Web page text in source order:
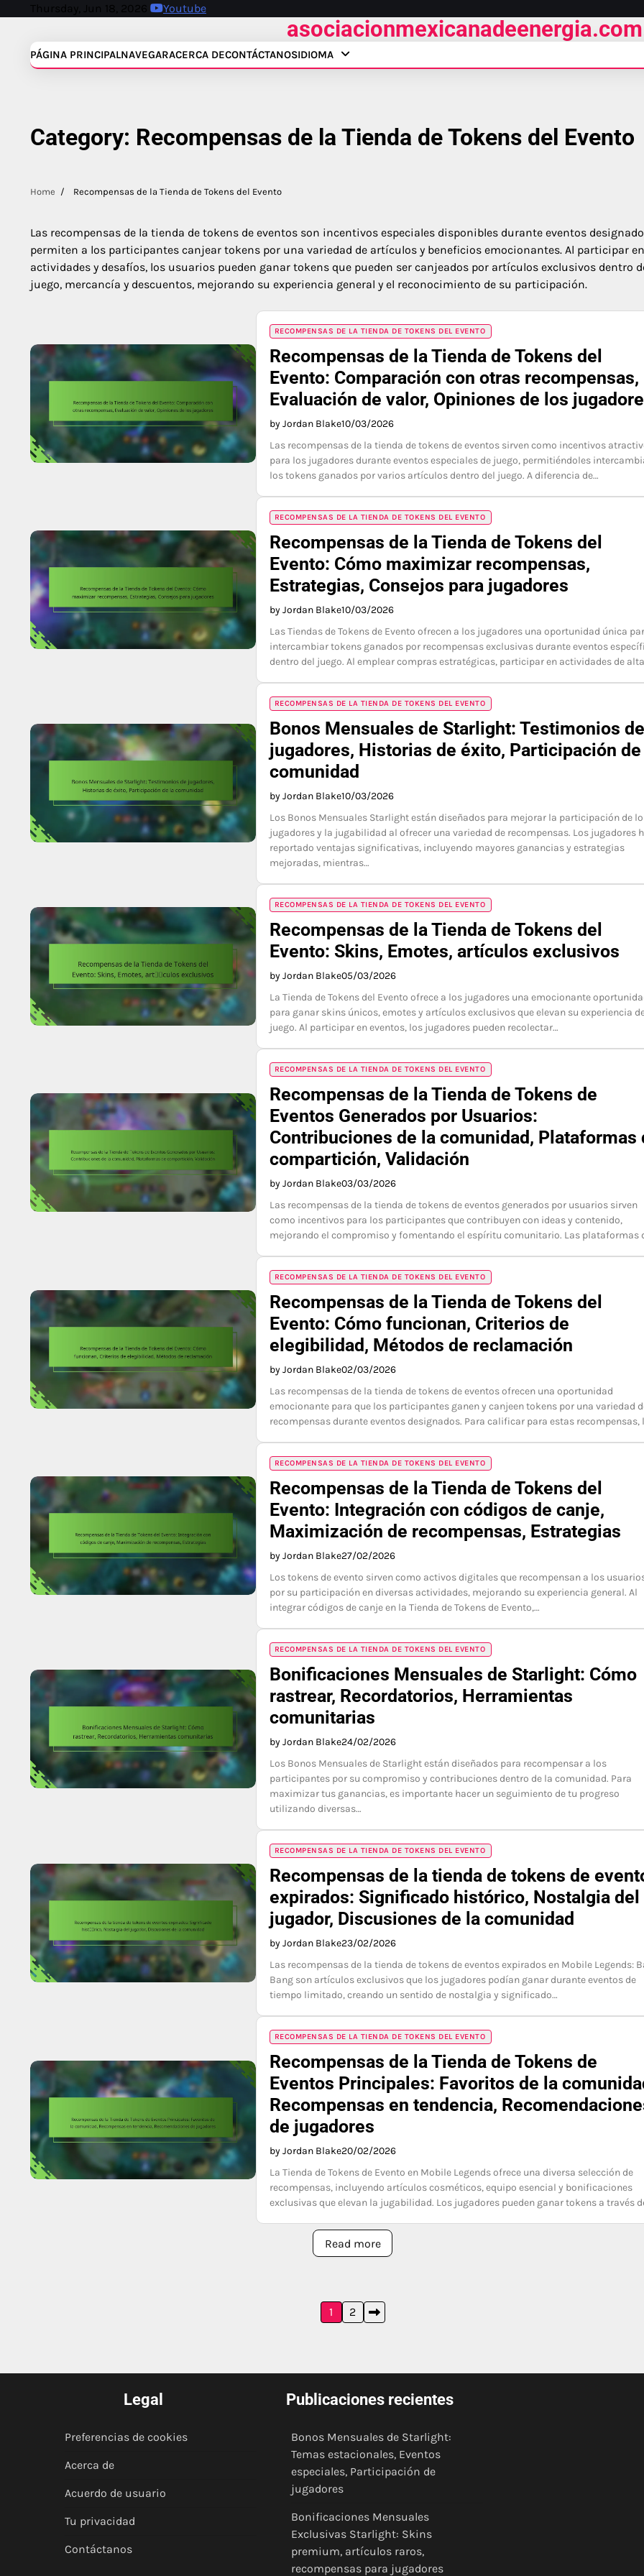
Thursday, Jun 18, 2026 Youtube
PÁGINA PRINCIPALNAVEGARACERCA DECONTÁCTANOSIDIOMA
Category: Recompensas de la Tienda de Tokens del Evento
Home Recompensas de la Tienda de Tokens del Evento
Las recompensas de la tienda de tokens de eventos son incentivos especiales disponibles durante eventos
permiten a los participantes canjear tokens por una variedad de artículos y beneficios emocionantes. Al participar en
actividades y desafíos, los usuarios pueden ganar tokens que pueden ser canjeados por artículos exclusivos dentro
juego, mercancía y descuentos, mejorando su experiencia general y el reconocimiento de su participación.
RECOMPENSAS DE LA TIENDA DE TOKENS DEL EVENTO
Recompensas de la Tienda de Tokens del
Evento: Comparación con otras recompensas,
Evaluación de valor, Opiniones de los
by Jordan Blake10/03/2026
Las recompensas de la tienda de tokens de eventos sirven como incentivos
para los jugadores durante eventos especiales de juego, permitiéndoles
los tokens ganados por varios artículos dentro del juego. A diferencia de…
RECOMPENSAS DE LA TIENDA DE TOKENS DEL EVENTO
Recompensas de la Tienda de Tokens del
Evento: Cómo maximizar recompensas,
Estrategias, Consejos para jugadores
by Jordan Blake10/03/2026
Las Tiendas de Tokens de Evento ofrecen a los jugadores una oportunidad única
intercambiar tokens ganados por recompensas exclusivas durante eventos
dentro del juego. Al emplear compras estratégicas, participar en actividades de
RECOMPENSAS DE LA TIENDA DE TOKENS DEL EVENTO
Bonos Mensuales de Starlight: Testimonios de
jugadores, Historias de éxito, Participación
comunidad
by Jordan Blake10/03/2026
Los Bonos Mensuales Starlight están diseñados para mejorar la participación de
jugadores y la jugabilidad al ofrecer una variedad de recompensas. Los jugadores
reportado ventajas significativas, incluyendo mayores ganancias y estrategias
mejoradas, mientras…
RECOMPENSAS DE LA TIENDA DE TOKENS DEL EVENTO
Recompensas de la Tienda de Tokens del
Evento: Skins, Emotes, artículos exclusivos
by Jordan Blake05/03/2026
La Tienda de Tokens del Evento ofrece a los jugadores una emocionante
para ganar skins únicos, emotes y artículos exclusivos que elevan su experiencia
juego. Al participar en eventos, los jugadores pueden recolectar…
RECOMPENSAS DE LA TIENDA DE TOKENS DEL EVENTO
Recompensas de la Tienda de Tokens de
Eventos Generados por Usuarios:
Contribuciones de la comunidad, Plataformas
compartición, Validación
by Jordan Blake03/03/2026
Las recompensas de la tienda de tokens de eventos generados por usuarios sirven
como incentivos para los participantes que contribuyen con ideas y contenido,
mejorando el compromiso y fomentando el espíritu comunitario. Las plataformas
RECOMPENSAS DE LA TIENDA DE TOKENS DEL EVENTO
Recompensas de la Tienda de Tokens del
Evento: Cómo funcionan, Criterios de
elegibilidad, Métodos de reclamación
by Jordan Blake02/03/2026
Las recompensas de la tienda de tokens de eventos ofrecen una oportunidad
emocionante para que los participantes ganen y canjeen tokens por una variedad
recompensas durante eventos designados. Para calificar para estas recompensas,
RECOMPENSAS DE LA TIENDA DE TOKENS DEL EVENTO
Recompensas de la Tienda de Tokens del
Evento: Integración con códigos de canje,
Maximización de recompensas, Estrategias
by Jordan Blake27/02/2026
Los tokens de evento sirven como activos digitales que recompensan a los
por su participación en diversas actividades, mejorando su experiencia general. Al
integrar códigos de canje en la Tienda de Tokens de Evento,…
RECOMPENSAS DE LA TIENDA DE TOKENS DEL EVENTO
Bonificaciones Mensuales de Starlight: Cómo
rastrear, Recordatorios, Herramientas
comunitarias
by Jordan Blake24/02/2026
Los Bonos Mensuales de Starlight están diseñados para recompensar a los
participantes por su compromiso y contribuciones dentro de la comunidad. Para
maximizar tus ganancias, es importante hacer un seguimiento de tu progreso
utilizando diversas…
RECOMPENSAS DE LA TIENDA DE TOKENS DEL EVENTO
Recompensas de la tienda de tokens de
expirados: Significado histórico, Nostalgia del
jugador, Discusiones de la comunidad
by Jordan Blake23/02/2026
Las recompensas de la tienda de tokens de eventos expirados en Mobile Legends:
Bang son artículos exclusivos que los jugadores podían ganar durante eventos de
tiempo limitado, creando un sentido de nostalgia y significado…
RECOMPENSAS DE LA TIENDA DE TOKENS DEL EVENTO
Recompensas de la Tienda de Tokens de
Eventos Principales: Favoritos de la
Recompensas en tendencia,
de jugadores
by Jordan Blake20/02/2026
La Tienda de Tokens de Evento en Mobile Legends ofrece una diversa selección de
recompensas, incluyendo artículos cosméticos, equipo esencial y bonificaciones
exclusivas que elevan la jugabilidad. Los jugadores pueden ganar tokens a través
Read more
1 2
Legal
Preferencias de cookies
Acerca de
Acuerdo de usuario
Tu privacidad
Contáctanos
Publicaciones recientes
Bonos Mensuales de Starlight:
Temas estacionales, Eventos
especiales, Participación de
jugadores
Bonificaciones Mensuales
Exclusivas Starlight: Skins
premium, artículos raros,
recompensas para jugadores